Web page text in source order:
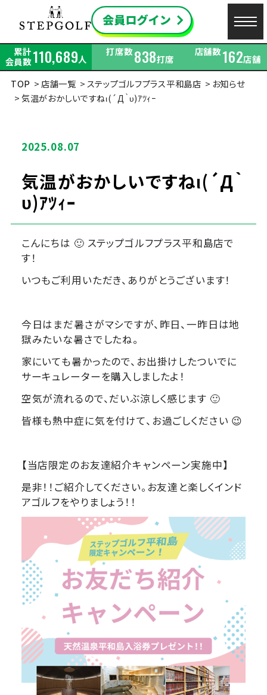
累計
会員数110,689人
打席数838打席
店舗数162店舗
TOP
店舗一覧 ステップゴルフプラス平和島店
お知らせ
気温がおかしいですねι(´Д｀υ)ｱﾂｨｰ
2025.08.07
気温がおかしいですねι(´Д｀
υ)ｱﾂｨｰ
こんにちは 🙂 ステップゴルフプラス平和島店で
す！
いつもご利用いただき、ありがとうございます！
今日はまだ暑さがマシですが、昨日、一昨日は地
獄みたいな暑さでしたね。
家にいても暑かったので、お出掛けしたついでに
サーキュレーターを購入しましたよ！
空気が流れるので、だいぶ涼しく感じます 🙂
皆様も熱中症に気を付けて、お過ごしください 😉
【当店限定のお友達紹介キャンペーン実施中】
是非！！ご紹介してください。お友達と楽しくインド
アゴルフをやりましょう！！